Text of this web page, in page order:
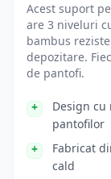
Acest suport
are 3 niveluri
bambus
depozitare.
de pantofi.
Design
pantofilor
Fabricat
cald